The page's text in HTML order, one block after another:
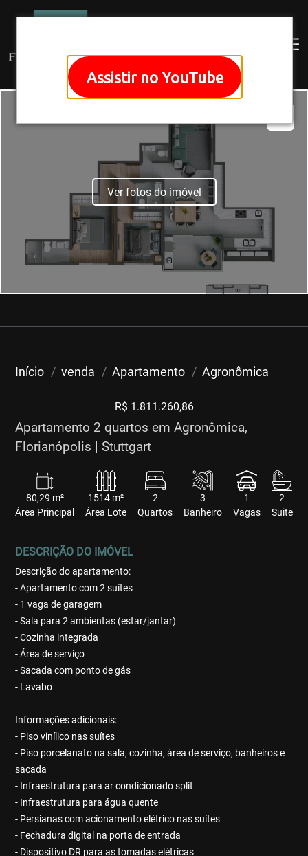
Assistir no YouTube
Ver fotos do imóvel
Início venda Apartamento Agronômica
R$ 1.811.260,86
Apartamento 2 quartos em Agronômica,
Florianópolis | Stuttgart
80,29 m²
Área Principal
1514 m²
Área Lote
2
Quartos
3
Banheiro
1
Vagas
2
Suite
DESCRIÇÃO DO IMÓVEL
Descrição do apartamento:
- Apartamento com 2 suítes
- 1 vaga de garagem
- Sala para 2 ambientas (estar/jantar)
- Cozinha integrada
- Área de serviço
- Sacada com ponto de gás
- Lavabo
Informações adicionais:
- Piso vinílico nas suítes
- Piso porcelanato na sala, cozinha, área de serviço, banheiros e
sacada
- Infraestrutura para ar condicionado split
- Infraestrutura para água quente
- Persianas com acionamento elétrico nas suítes
- Fechadura digital na porta de entrada
- Dispositivo DR para as tomadas elétricas